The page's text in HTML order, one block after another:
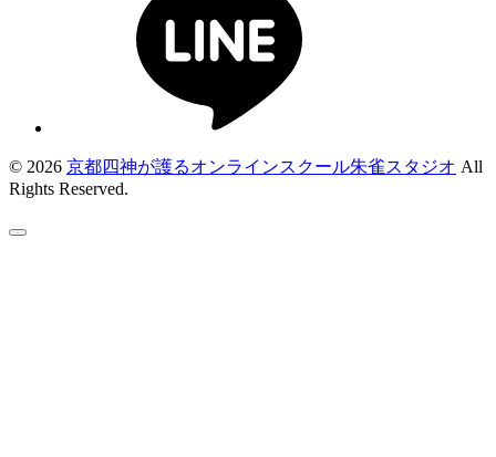
© 2026 京都四神が護るオンラインスクール朱雀スタジオ All
Rights Reserved.